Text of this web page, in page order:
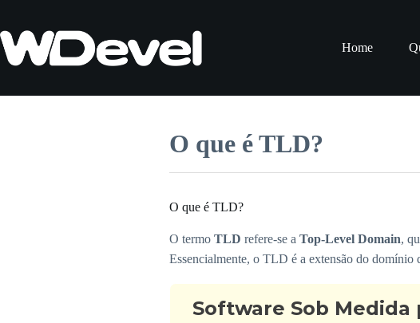
o
conteúdo
Home
O que é TLD?
O que é TLD?
O termo TLD refere-se a Top-Level Domain,
Essencialmente, o TLD é a extensão do domínio
Software Sob Medida